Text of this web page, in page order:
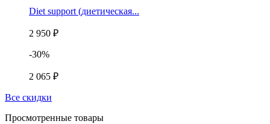
Diet support (диетическая...
2 950 ₽
-30%
2 065 ₽
Все скидки
Просмотренные товары